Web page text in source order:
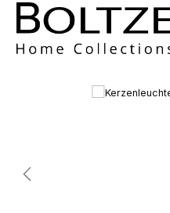
Bildergalerie überspringen